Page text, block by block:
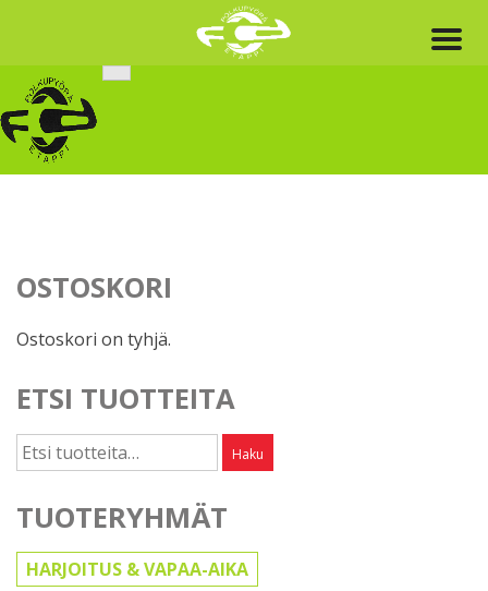
content
OSTOSKORI
Ostoskori on tyhjä.
ETSI TUOTTEITA
Etsi: Haku
TUOTERYHMÄT
HARJOITUS & VAPAA-AIKA